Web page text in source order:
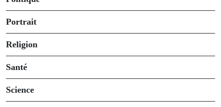
Portrait
Religion
Santé
Science